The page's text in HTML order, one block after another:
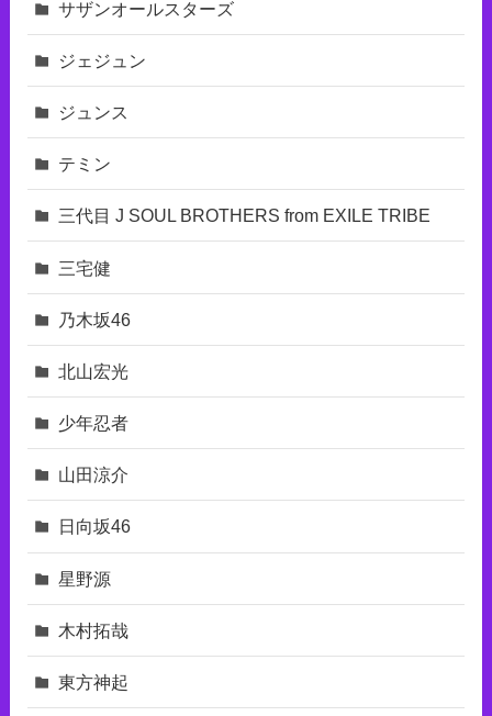
サザンオールスターズ
ジェジュン
ジュンス
テミン
三代目 J SOUL BROTHERS from EXILE TRIBE
三宅健
乃木坂46
北山宏光
少年忍者
山田涼介
日向坂46
星野源
木村拓哉
東⽅神起